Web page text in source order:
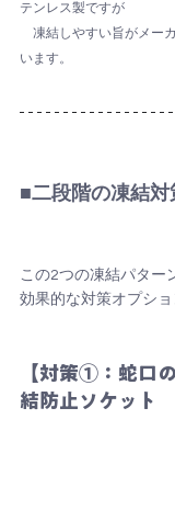
テンレス製ですが
凍結しやすい旨がメー
います。
■二段階の凍結
この2つの凍結パター
効果的な対策オプショ
【対策①：蛇口
結防止ソケット